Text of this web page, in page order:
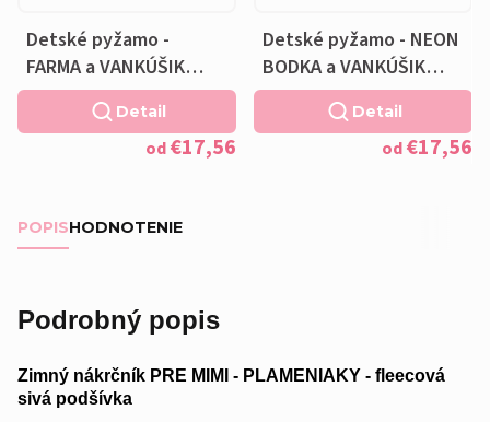
Detské pyžamo -
FARMA a VANKÚŠIK
ZADARMO
od€17,56
Detail
Detské pyžamo - NEON
BODKA a VANKÚŠIK
ZADARMO
od€17,56
Detail
POPISHODNOTENIE
Podrobný popis
Zimný nákrčník PRE MIMI - PLAMENIAKY - fleecová
sivá podšívka